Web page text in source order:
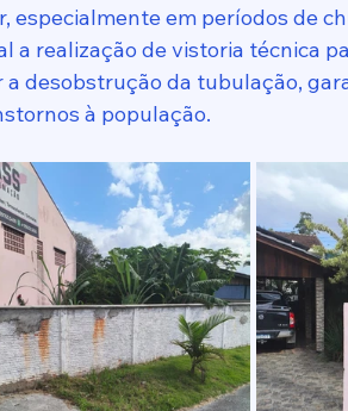
especialmente em períodos de
a realização de vistoria técnica
desobstrução da tubulação,
à população.